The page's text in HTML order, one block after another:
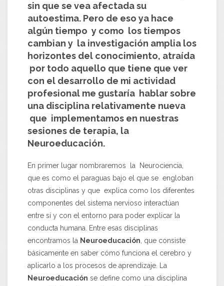
sin que se vea afectada su
autoestima. Pero de eso ya hace
algún tiempo y como los tiempos
cambian y la investigación amplia los
horizontes del conocimiento, atraída
por todo aquello que tiene que ver
con el desarrollo de mi actividad
profesional me gustaría hablar sobre
una disciplina relativamente nueva
que implementamos en nuestras
sesiones de terapia, la
Neuroeducación.
En primer lugar nombraremos la Neurociencia,
que es como el paraguas bajo el que se engloban
otras disciplinas y que explica como los diferentes
componentes del sistema nervioso interactúan
entre sí y con el entorno para poder explicar la
conducta humana. Entre esas disciplinas
encontramos la Neuroeducación, que consiste
básicamente en saber cómo funciona el cerebro y
aplicarlo a los procesos de aprendizaje. La
Neuroeducación se define como una disciplina